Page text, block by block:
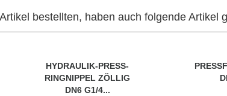
bestellten, haben auch folgende Artikel
HYDRAULIK-PRESS-
RINGNIPPEL ZÖLLIG
DN6 G1/4...